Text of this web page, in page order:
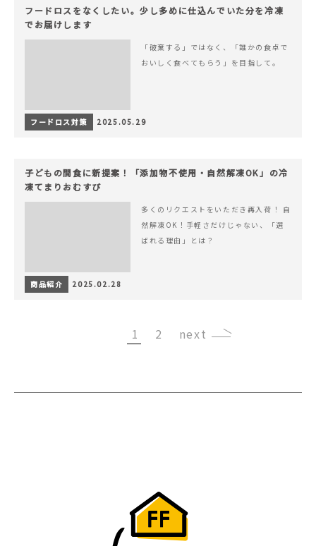
フードロスをなくしたい。少し多めに仕込んでいた分を冷凍
でお届けします
「破棄する」ではなく、「誰かの食卓で
おいしく食べてもらう」を目指して。
フードロス対策 2025.05.29
子どもの間食に新提案！「添加物不使用・自然解凍OK」の冷
凍てまりおむすび
多くのリクエストをいただき再入荷！ 自
然解凍OK！手軽さだけじゃない、「選
ばれる理由」とは？
商品紹介 2025.02.28
1 2 ›